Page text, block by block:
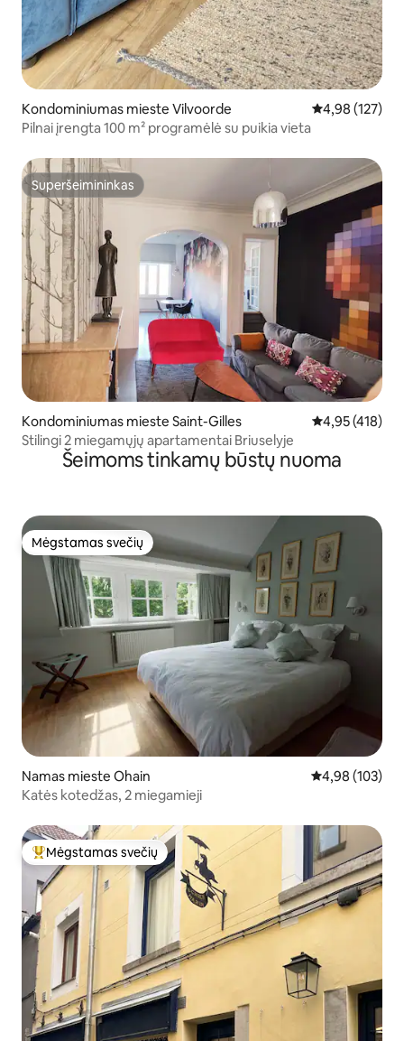
Kondominiumas mieste Vilvoorde Vidutinis
4,98 (127)
Pilnai įrengta 100 m² programėlė su puikia vieta
Superšeimininkas
Superšeimininkas
Kondominiumas mieste Saint-Gilles Vidutinis
4,95 (418)
Stilingi 2 miegamųjų apartamentai Briuselyje
Šeimoms tinkamų būstų nuoma
Mėgstamas svečių
Mėgstamas svečių
Namas mieste Ohain Vidutinis
4,98 (103)
Katės kotedžas, 2 miegamieji
Svečių mėgstamiausias
Mėgstamas svečių